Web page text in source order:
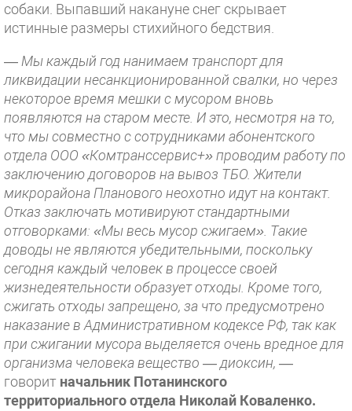
собаки. Выпавший накануне снег скрывает
истинные размеры стихийного бедствия.
— Мы каждый год нанимаем транспорт для
ликвидации несанкционированной свалки, но через
некоторое время мешки с мусором вновь
появляются на старом месте. И это, несмотря на то,
что мы совместно с сотрудниками абонентского
отдела ООО «Комтранссервис+» проводим работу по
заключению договоров на вывоз ТБО. Жители
микрорайона Планового неохотно идут на контакт.
Отказ заключать мотивируют стандартными
отговорками: «Мы весь мусор сжигаем». Такие
доводы не являются убедительными, поскольку
сегодня каждый человек в процессе своей
жизнедеятельности образует отходы. Кроме того,
сжигать отходы запрещено, за что предусмотрено
наказание в Административном кодексе РФ, так как
при сжигании мусора выделяется очень вредное для
организма человека вещество — диоксин, —
говорит начальник Потанинского
территориального отдела Николай Коваленко.